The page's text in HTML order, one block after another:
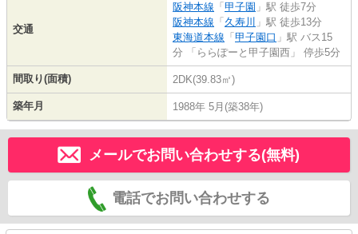
交通
阪神本線 「 甲子園 」駅 徒歩7分
阪神本線 「 久寿川 」駅 徒歩13分
東海道本線 「 甲子園口 」駅 バス15
分 「ららぽーと甲子園西」 停歩5分
間取り(面積) 2DK(39.83㎡)
築年月 1988年 5月(築38年)
メールでお問い合わせする(無料)
電話でお問い合わせする